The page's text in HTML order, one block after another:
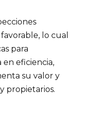
lo cual
para
en eficiencia,
su valor y
propietarios.